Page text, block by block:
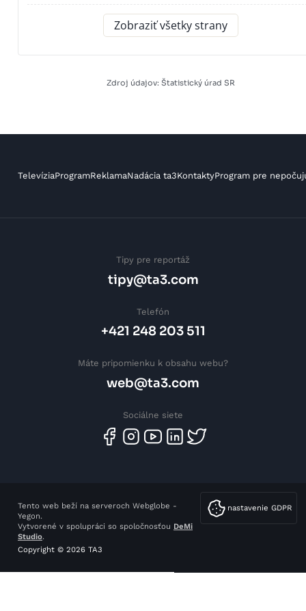
Zobraziť všetky strany
Zdroj údajov: Štatistický úrad SR
TelevíziaProgramReklamaNadácia ta3KontaktyProgram pre
Tipy pre reportáž
tipy@ta3.com
Telefón
+421 248 203 511
Máte pripomienku k obsahu webu?
web@ta3.com
Sociálne siete
nastavenie GDPR
Tento web beží na serveroch Webglobe -
Yegon.
Vytvorené v spolupráci so spoločnosťou DeMi
Studio.
Copyright © 2026 TA3